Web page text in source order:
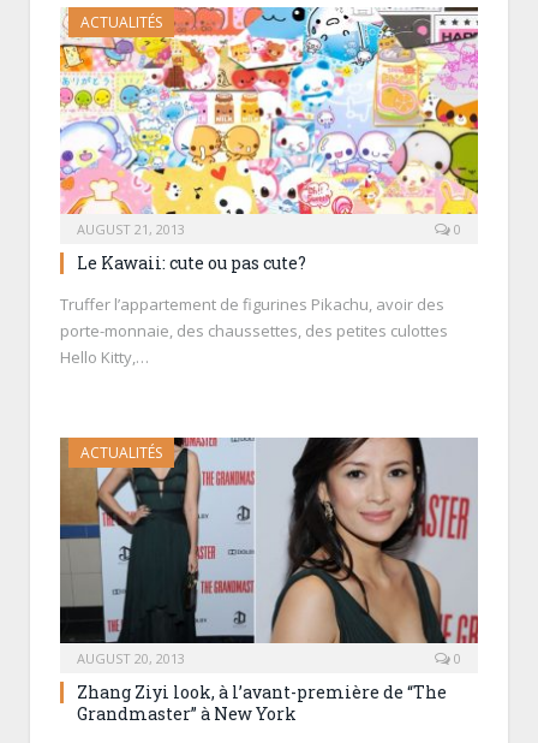
ACTUALITÉS
AUGUST 21, 2013 0
Le Kawaii: cute ou pas cute?
Truffer l’appartement de figurines Pikachu, avoir des
porte-monnaie, des chaussettes, des petites culottes
Hello Kitty,…
ACTUALITÉS
AUGUST 20, 2013 0
Zhang Ziyi look, à l’avant-première de “The
Grandmaster” à New York